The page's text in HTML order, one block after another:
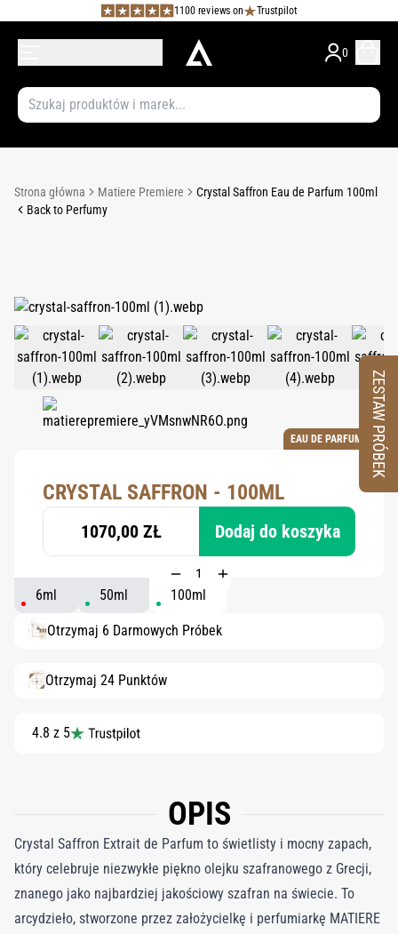
1100 reviews on Trustpilot
0
Strona główna Matiere Premiere
Crystal Saffron Eau de Parfum 100ml
Back to Perfumy
EAU DE PARFUM
CRYSTAL SAFFRON - 100ML
1070,00 ZŁ Dodaj do koszyka
6ml 50ml 100ml
Otrzymaj 6 Darmowych Próbek
Otrzymaj 24 Punktów
4.8 z 5
OPIS
Crystal Saffron Extrait de Parfum to świetlisty i mocny zapach,
który celebruje niezwykłe piękno olejku szafranowego z Grecji,
znanego jako najbardziej jakościowy szafran na świecie. To
arcydzieło, stworzone przez założycielkę i perfumiarkę MATIERE
ZESTAW PRÓBEK